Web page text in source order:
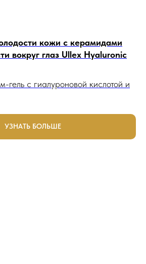
кожи с керамидами
вокруг глаз Ullex Hyaluronic
с гиалуроновой кислотой и
УЗНАТЬ БОЛЬШЕ